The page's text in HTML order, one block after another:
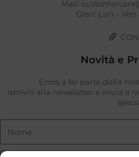
Mail:
Orari: Lun – Ven
Novità e
Entra a far parte della
Iscriviti alla newsletter e inizia a